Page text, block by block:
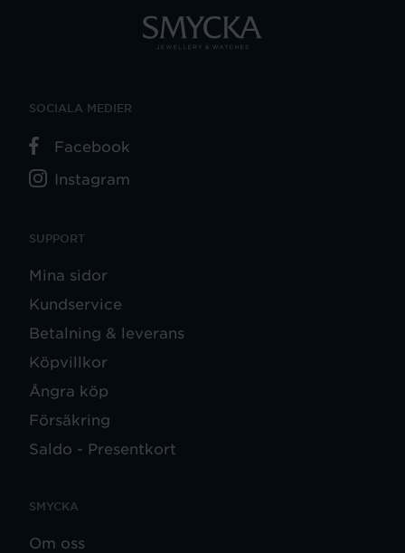
SUPPORT
Mina sidor
Kundservice
Betalning & leverans
Köpvillkor
Ångra köp
Försäkring
Saldo - Presentkort
SMYCKA
Om oss
SOCIALA MEDIER
Facebook
Instagram